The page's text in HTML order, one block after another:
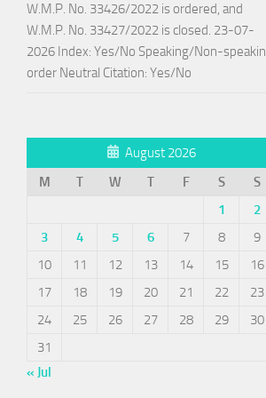
W.M.P. No. 33426/2022 is ordered, and
W.M.P. No. 33427/2022 is closed. 23-07-
2026 Index: Yes/No Speaking/Non-
order Neutral Citation: Yes/No
August 2026
M
T W T F S
S
1
2
3
4 5 6 7 8
9
10
11 12 13 14 15
16
17
18 19 20 21 22
23
24
25 26 27 28 29
30
31
« Jul